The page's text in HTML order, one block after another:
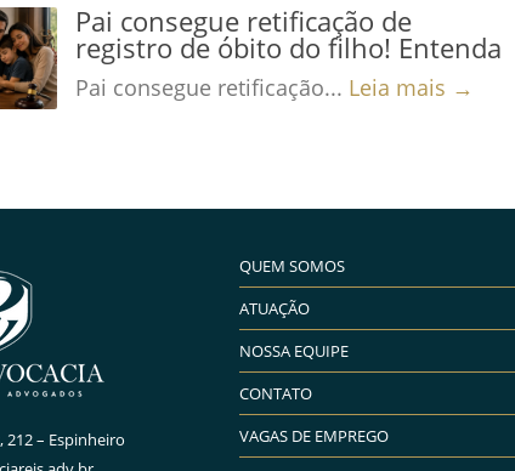
Pai consegue retificação de
registro de óbito do filho! Entenda
Pai consegue retificação... Leia mais →
212 – Espinheiro
QUEM SOMOS
ATUAÇÃO
NOSSA EQUIPE
CONTATO
VAGAS DE EMPREGO